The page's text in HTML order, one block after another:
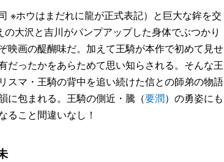
※ホウはまだれに龍が正式表記）と巨大な鉾を交
大沢と吉川がパンプアップした身体でぶつかり
映画の醍醐味だ。加えて王騎が本作で初めて見せ
だったかをあらためて思い知らされる。そんな王
マ・王騎の背中を追い続けた信との師弟の物語
に包まれる。王騎の側近・騰（要潤）の勇姿にも
ること間違いなし！